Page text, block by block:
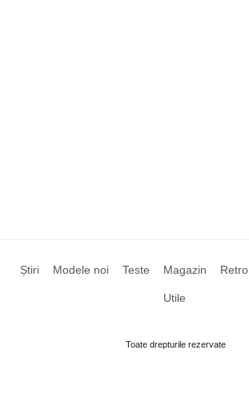
Știri Modele noi Teste Magazin Retro
Utile
Toate drepturile rezervate